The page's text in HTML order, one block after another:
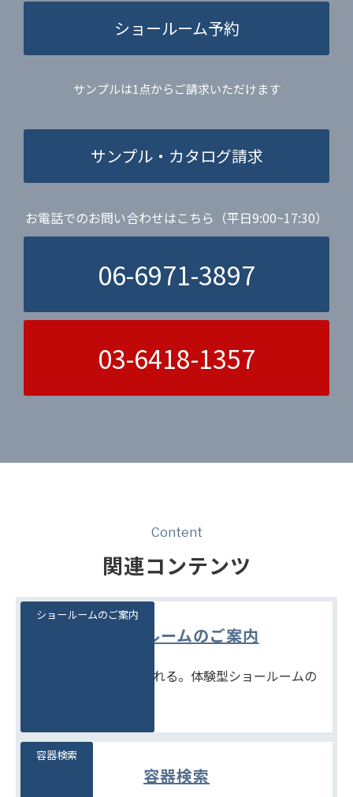
ショールーム予約
サンプルは1点からご請求いただけます
サンプル・カタログ請求
お電話でのお問い合わせはこちら（平日9:00~17:30）
06-6971-3897
03-6418-1357
Content
関連コンテンツ
ショールームのご案内
見て、触れて、比べられる。体験型ショールームの
ショールームのご案内
容器検索
容器検索